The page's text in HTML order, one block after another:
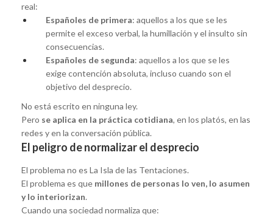
real:
Españoles de primera: aquellos a los que se les
permite el exceso verbal, la humillación y el insulto sin
consecuencias.
Españoles de segunda: aquellos a los que se les
exige contención absoluta, incluso cuando son el
objetivo del desprecio.
No está escrito en ninguna ley.
Pero se aplica en la práctica cotidiana, en los platós, en las
redes y en la conversación pública.
El peligro de normalizar el desprecio
El problema no es La Isla de las Tentaciones.
El problema es que millones de personas lo ven, lo asumen
y lo interiorizan.
Cuando una sociedad normaliza que: